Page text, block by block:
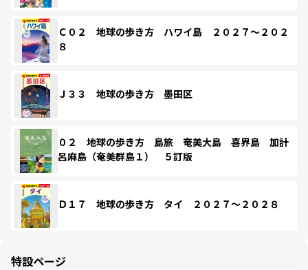
Ｃ０２ 地球の歩き方 ハワイ島 ２０２７～２０２
８
Ｊ３３ 地球の歩き方 墨田区
０２ 地球の歩き方 島旅 奄美大島 喜界島 加計
呂麻島（奄美群島１） ５訂版
Ｄ１７ 地球の歩き方 タイ ２０２７～２０２８
特設ページ